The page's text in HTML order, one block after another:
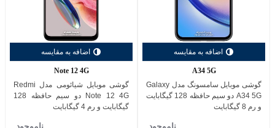
اضافه به مقایسه
A34 5G
گوشی موبایل سامسونگ مدل Galaxy
A34 5G دو سیم حافظه 128 گیگابایت
و رم 8 گیگابایت
اضافه به مقایسه
Note 12 4G
گوشی موبایل شیائومی مدل Redmi
Note 12 4G دو سیم حافظه 128
گیگابایت و رم 4 گیگابایت